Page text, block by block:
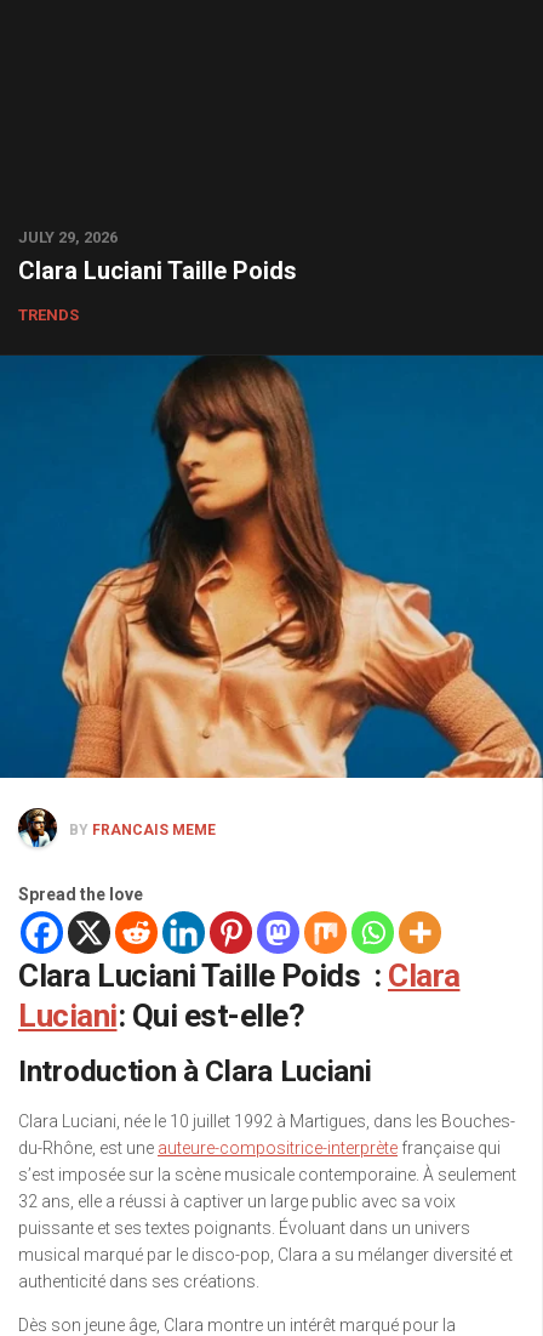
JULY 29, 2026
Clara Luciani Taille Poids
TRENDS
BY FRANCAIS MEME
Spread the love
Clara Luciani Taille Poids : Clara
Luciani: Qui est-elle?
Introduction à Clara Luciani
Clara Luciani, née le 10 juillet 1992 à Martigues, dans les Bouches-
du-Rhône, est une auteure-compositrice-interprète française qui
s’est imposée sur la scène musicale contemporaine. À seulement
32 ans, elle a réussi à captiver un large public avec sa voix
puissante et ses textes poignants. Évoluant dans un univers
musical marqué par le disco-pop, Clara a su mélanger diversité et
authenticité dans ses créations.
Dès son jeune âge, Clara montre un intérêt marqué pour la